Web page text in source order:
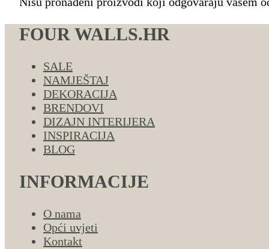
FOUR WALLS.HR
SALE
NAMJEŠTAJ
DEKORACIJA
BRENDOVI
DIZAJN INTERIJERA
INSPIRACIJA
BLOG
INFORMACIJE
O nama
Opći uvjeti
Kontakt